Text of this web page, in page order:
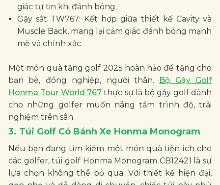
giác tự tin khi đánh bóng.
Gậy sắt TW767: Kết hợp giữa thiết kế Cavity và
Muscle Back, mang lại cảm giác đánh bóng mạnh
mẽ và chính xác.
Một món quà tặng golf 2025 hoàn hảo để tặng cho
bạn bè, đồng nghiệp, người thân.
Bộ Gậy Golf
Honma Tour World 767thực sự là bộ gậy golf dành
cho những golfer muốn nâng tầm trình độ, trải
nghiệm trên sân.
3. Túi Golf Có Bánh Xe Honma Monogram
Nếu bạn đang tìm kiếm một món quà tiện ích cho
các golfer, túi golf Honma Monogram CB12421 là sự
lựa chọn không thể bỏ qua. Với thiết kế hiện đại,